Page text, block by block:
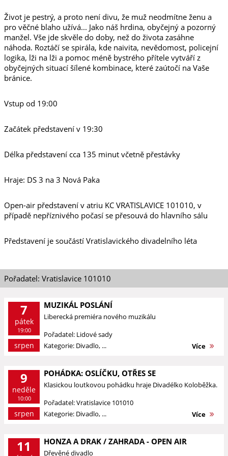
Život je pestrý, a proto není divu, že muž neodmítne ženu a
pro věčné blaho užívá... Jako náš hrdina, obyčejný a pozorný
manžel. Vše jde skvěle do doby, než do života zasáhne
náhoda. Roztáčí se spirála, kde naivita, nevědomost, policejní
logika, lži na lži a pomoc méně bystrého přítele vytváří z
obyčejných situací šílené kombinace, které zaútočí na Vaše
bránice.
Vstup od 19:00
Začátek představení v 19:30
Délka představení cca 135 minut včetně přestávky
Hraje: DS 3 na 3 Nová Paka
Open-air představení v atriu KC VRATISLAVICE 101010, v
případě nepříznivého počasí se přesouvá do hlavního sálu
Představení je součástí Vratislavického divadelního léta
Pořadatel: Vratislavice 101010
7
pátek
19:00
srpen
MUZIKÁL POSLÁNÍ
Liberecká premiéra nového muzikálu
Pořadatel: Lidové sady
Kategorie: Divadlo, ...
Více
9
neděle
10:00
srpen
POHÁDKA: OSLÍČKU, OTŘES SE
Klasickou loutkovou pohádku hraje Divadélko Koloběžka.
Pořadatel: Vratislavice 101010
Kategorie: Divadlo, ...
Více
11 HONZA A DRAK / ZAHRADA - OPEN AIR
Dřevěné divadlo